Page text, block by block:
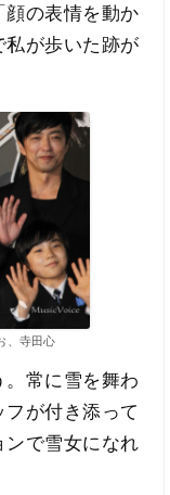
の表情を動か
が歩いた跡が
、寺田心
常に雪を舞わ
が付き添って
で雪女になれ